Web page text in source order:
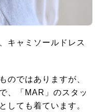
キャミソールドレス
のではありますが、
、「MAR」のスタッ
しても着ています。